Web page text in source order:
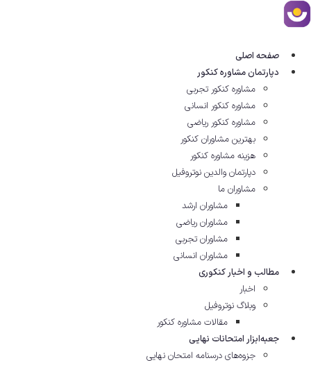
پرش
به
صفحه اصلی
دپارتمان مشاوره کنکور
مشاوره کنکور تجربی
مشاوره کنکور انسانی
مشاوره کنکور ریاضی
بهترین مشاوران کنکور
هزینه مشاوره کنکور
دپارتمان والدین نوتروفیل
مشاوران ما
مشاوران ارشد
مشاوران ریاضی
مشاوران تجربی
مشاوران انسانی
مطالب و اخبار کنکوری
اخبار
وبلاگ نوتروفیل
مقالات مشاوره‌ کنکور
جعبه‌ابزار امتحانات نهایی
جزوه‌های درسنامه امتحان نهایی